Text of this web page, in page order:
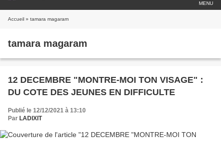
MENU
Accueil » tamara magaram
tamara magaram
12 DECEMBRE "MONTRE-MOI TON VISAGE" :
DU COTE DES JEUNES EN DIFFICULTE
Publié le 12/12/2021 à 13:10
Par LADIXIT